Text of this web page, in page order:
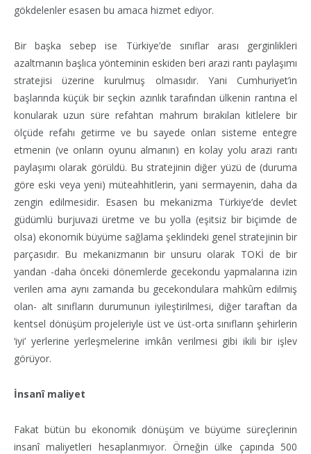
gökdelenler esasen bu amaca hizmet ediyor.
Bir başka sebep ise Türkiye’de sınıflar arası gerginlikleri
azaltmanın başlıca yönteminin eskiden beri arazi rantı paylaşımı
stratejisi üzerine kurulmuş olmasıdır. Yani Cumhuriyet’in
başlarında küçük bir seçkin azınlık tarafından ülkenin rantına el
konularak uzun süre refahtan mahrum bırakılan kitlelere bir
ölçüde refahı getirme ve bu sayede onları sisteme entegre
etmenin (ve onların oyunu almanın) en kolay yolu arazi rantı
paylaşımı olarak görüldü. Bu stratejinin diğer yüzü de (duruma
göre eski veya yeni) müteahhitlerin, yani sermayenin, daha da
zengin edilmesidir. Esasen bu mekanizma Türkiye’de devlet
güdümlü burjuvazi üretme ve bu yolla (eşitsiz bir biçimde de
olsa) ekonomik büyüme sağlama şeklindeki genel stratejinin bir
parçasıdır. Bu mekanizmanın bir unsuru olarak TOKİ de bir
yandan -daha önceki dönemlerde gecekondu yapmalarına izin
verilen ama aynı zamanda bu gecekondulara mahkûm edilmiş
olan- alt sınıfların durumunun iyileştirilmesi, diğer taraftan da
kentsel dönüşüm projeleriyle üst ve üst-orta sınıfların şehirlerin
‘iyi’ yerlerine yerleşmelerine imkân verilmesi gibi ikili bir işlev
görüyor.
İnsanî maliyet
Fakat bütün bu ekonomik dönüşüm ve büyüme süreçlerinin
insanî maliyetleri hesaplanmıyor. Örneğin ülke çapında 500